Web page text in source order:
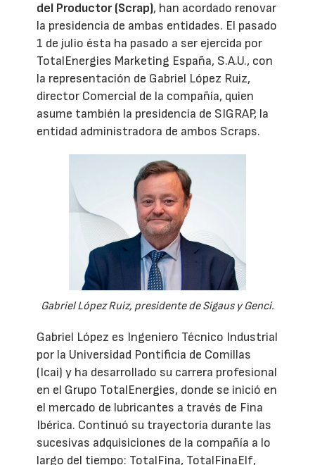
del Productor (Scrap), han acordado renovar
la presidencia de ambas entidades. El pasado
1 de julio ésta ha pasado a ser ejercida por
TotalEnergies Marketing España, S.A.U., con
la representación de Gabriel López Ruiz,
director Comercial de la compañía, quien
asume también la presidencia de SIGRAP, la
entidad administradora de ambos Scraps.
Gabriel López Ruiz, presidente de Sigaus y Genci.
Gabriel López es Ingeniero Técnico Industrial
por la Universidad Pontificia de Comillas
(Icai) y ha desarrollado su carrera profesional
en el Grupo TotalEnergies, donde se inició en
el mercado de lubricantes a través de Fina
Ibérica. Continuó su trayectoria durante las
sucesivas adquisiciones de la compañía a lo
largo del tiempo: TotalFina, TotalFinaElf,